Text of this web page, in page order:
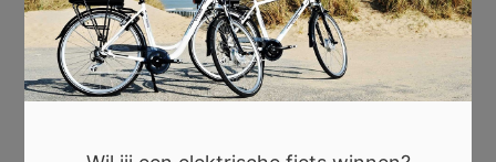
autovakantie kan het allemaal en zit je nergens aan vast!
Parijs, Lyon en Bordeaux